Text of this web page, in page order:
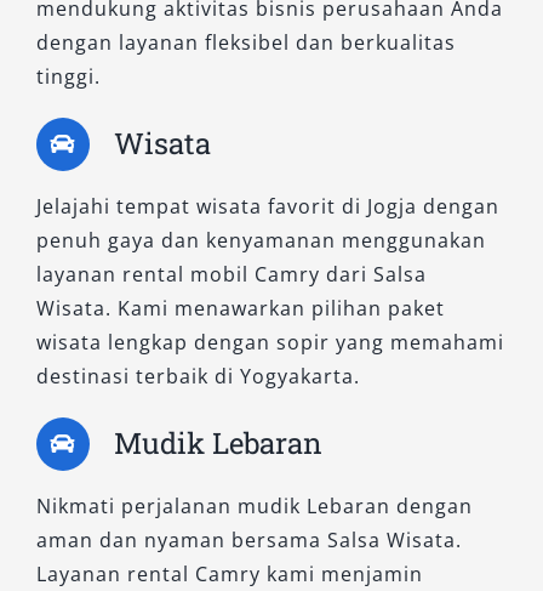
mendukung aktivitas bisnis perusahaan Anda
dengan layanan fleksibel dan berkualitas
tinggi.
Wisata
Jelajahi tempat wisata favorit di Jogja dengan
penuh gaya dan kenyamanan menggunakan
layanan rental mobil Camry dari Salsa
Wisata. Kami menawarkan pilihan paket
wisata lengkap dengan sopir yang memahami
destinasi terbaik di Yogyakarta.
Mudik Lebaran
Nikmati perjalanan mudik Lebaran dengan
aman dan nyaman bersama Salsa Wisata.
Layanan rental Camry kami menjamin